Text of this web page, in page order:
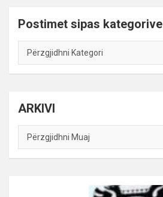
Postimet sipas kategorive
Postimet
sipas
kategorive
ARKIVI
ARKIVI